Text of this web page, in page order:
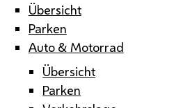
Übersicht
Parken
Auto & Motorrad
Übersicht
Parken